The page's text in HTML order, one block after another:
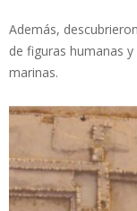
Además,
de figuras humanas
marinas.